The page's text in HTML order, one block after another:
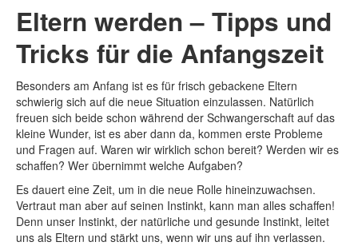
Eltern werden – Tipps und
Tricks für die Anfangszeit
Besonders am Anfang ist es für frisch gebackene Eltern
schwierig sich auf die neue Situation einzulassen. Natürlich
freuen sich beide schon während der Schwangerschaft auf das
kleine Wunder, ist es aber dann da, kommen erste Probleme
und Fragen auf. Waren wir wirklich schon bereit? Werden wir es
schaffen? Wer übernimmt welche Aufgaben?
Es dauert eine Zeit, um in die neue Rolle hineinzuwachsen.
Vertraut man aber auf seinen Instinkt, kann man alles schaffen!
Denn unser Instinkt, der natürliche und gesunde Instinkt, leitet
uns als Eltern und stärkt uns, wenn wir uns auf ihn verlassen.